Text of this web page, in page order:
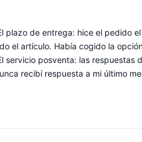
plazo de entrega: hice el pedido
el artículo. Había cogido la
servicio posventa: las respuestas
recibí respuesta a mi último